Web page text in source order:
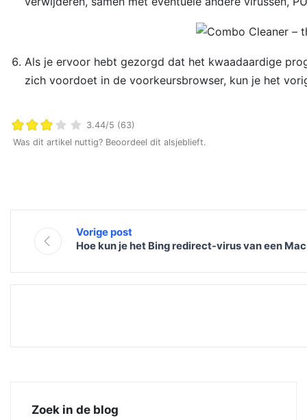
Als je ervoor hebt gezorgd dat het kwaadaardige
zich voordoet in de voorkeursbrowser, kun je het
3.44/5 (63)
Was dit artikel nuttig? Beoordeel dit alsjeblieft.
Vorige post
Hoe kun je het Bing redirect-virus van een
Zoek in de blog